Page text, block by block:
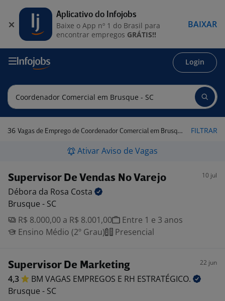
Login
36 Vagas de Emprego de Coordenador Comercial em Brusque - SC FILTRAR
Ativar Aviso de Vagas
Supervisor De Vendas No Varejo 10 jul
Débora da Rosa Costa
Brusque - SC
R$ 8.000,00 a R$ 8.001,00
Entre 1 e 3 anos
Ensino Médio (2º Grau)
Presencial
Supervisor De Marketing 22 jun
4,3 BM VAGAS EMPREGOS E RH ESTRATÉGICO.
Brusque - SC
Aplicativo do Infojobs
Baixe o App nº 1 do Brasil para
encontrar empregos GRÁTIS!!
BAIXAR